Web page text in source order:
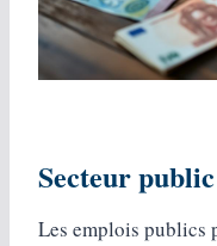
Secteur public
Les emplois publics